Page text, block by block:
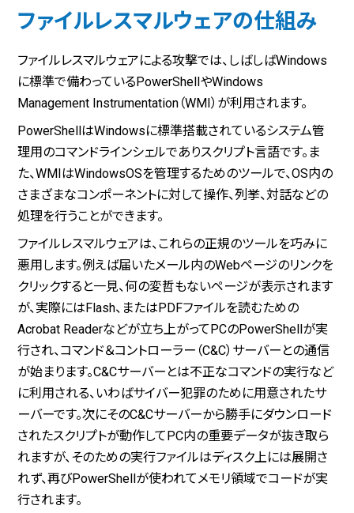
ファイルレスマルウェアの仕組み
ファイルレスマルウェアによる攻撃では、しばしばWindows
に標準で備わっているPowerShellやWindows
Management Instrumentation（WMI）が利用されます。
PowerShellはWindowsに標準搭載されているシステム管
理用のコマンドラインシェルでありスクリプト言語です。ま
た、WMIはWindowsOSを管理するためのツールで、OS内の
さまざまなコンポーネントに対して操作、列挙、対話などの
処理を行うことができます。
ファイルレスマルウェアは、これらの正規のツールを巧みに
悪用します。例えば届いたメール内のWebページのリンクを
クリックすると一見、何の変哲もないページが表示されます
が、実際にはFlash、またはPDFファイルを読むための
Acrobat Readerなどが立ち上がってPCのPowerShellが実
行され、コマンド＆コントローラー（C&C）サーバーとの通信
が始まります。C&Cサーバーとは不正なコマンドの実行など
に利用される、いわばサイバー犯罪のために用意されたサ
ーバーです。次にそのC&Cサーバーから勝手にダウンロード
されたスクリプトが動作してPC内の重要データが抜き取ら
れますが、そのための実行ファイルはディスク上には展開さ
れず、再びPowerShellが使われてメモリ領域でコードが実
行されます。